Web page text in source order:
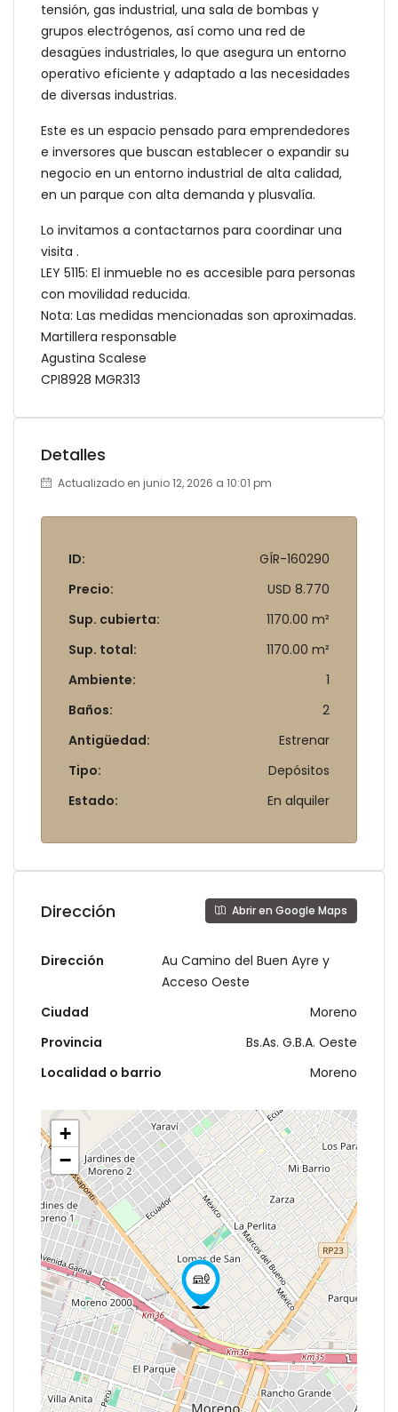
tensión, gas industrial, una sala de bombas y
grupos electrógenos, así como una red de
desagües industriales, lo que asegura un entorno
operativo eficiente y adaptado a las necesidades
de diversas industrias.
Este es un espacio pensado para emprendedores
e inversores que buscan establecer o expandir su
negocio en un entorno industrial de alta calidad,
en un parque con alta demanda y plusvalía.
Lo invitamos a contactarnos para coordinar una
visita .
LEY 5115: El inmueble no es accesible para personas
con movilidad reducida.
Nota: Las medidas mencionadas son aproximadas.
Martillera responsable
Agustina Scalese
CPI8928 MGR313
Detalles
Actualizado en junio 12, 2026 a 10:01 pm
ID:
GÍR-160290
Precio:
USD 8.770
Sup. cubierta:
1170.00 m²
Sup. total:
1170.00 m²
Ambiente:
1
Baños:
2
Antigüedad:
Estrenar
Tipo:
Depósitos
Estado:
En alquiler
Dirección Abrir en Google Maps
Dirección
Au Camino del Buen Ayre y
Acceso Oeste
Ciudad
Moreno
Provincia
Bs.As. G.B.A. Oeste
Localidad o barrio
Moreno
+
−